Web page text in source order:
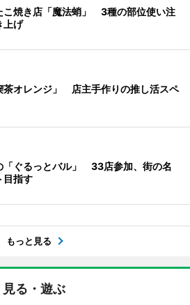
こ焼き店「魔法蛸」 3種の部位使い注
上げ
茶オレンジ」 店主手作りの推し活スペ
「ぐるっとバル」 33店参加、街の名
目指す
もっと見る
見る・遊ぶ